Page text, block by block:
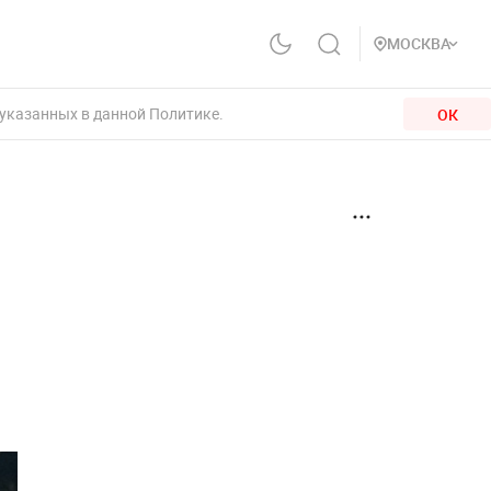
МОСКВА
в данной Политике. ОК